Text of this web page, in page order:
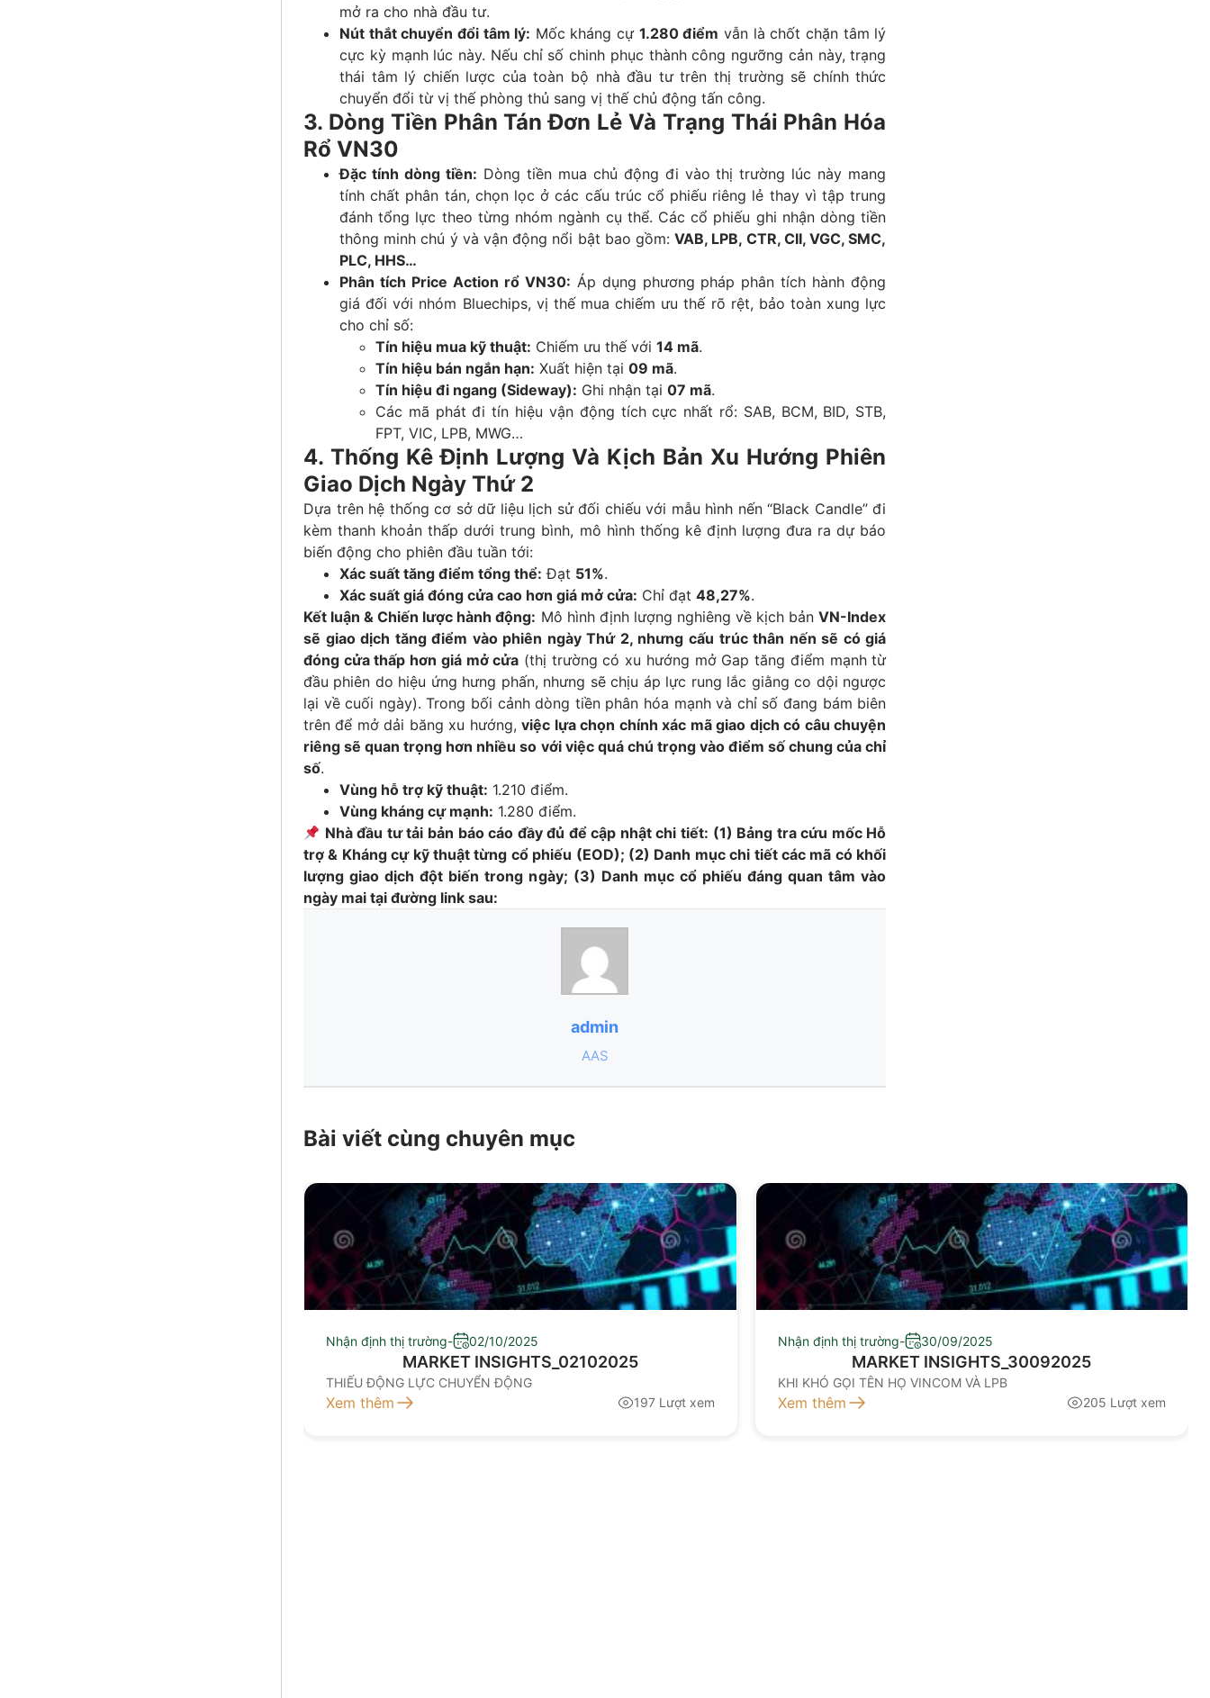
mở ra cho nhà đầu tư.
Nút thắt chuyển đổi tâm lý: Mốc kháng cự 1.280 điểm vẫn là chốt chặn tâm lý
cực kỳ mạnh lúc này. Nếu chỉ số chinh phục thành công ngưỡng cản này, trạng
thái tâm lý chiến lược của toàn bộ nhà đầu tư trên thị trường sẽ chính thức
chuyển đổi từ vị thế phòng thủ sang vị thế chủ động tấn công.
3. Dòng Tiền Phân Tán Đơn Lẻ Và Trạng Thái Phân Hóa
Rổ VN30
Đặc tính dòng tiền: Dòng tiền mua chủ động đi vào thị trường lúc này mang
tính chất phân tán, chọn lọc ở các cấu trúc cổ phiếu riêng lẻ thay vì tập trung
đánh tổng lực theo từng nhóm ngành cụ thể. Các cổ phiếu ghi nhận dòng tiền
thông minh chú ý và vận động nổi bật bao gồm:VAB, LPB, CTR, CII, VGC, SMC,
PLC, HHS…
Phân tích Price Action rổ VN30: Áp dụng phương pháp phân tích hành động
giá đối với nhóm Bluechips, vị thế mua chiếm ưu thế rõ rệt, bảo toàn xung lực
cho chỉ số:
Tín hiệu mua kỹ thuật: Chiếm ưu thế với 14 mã.
Tín hiệu bán ngắn hạn: Xuất hiện tại 09 mã.
Tín hiệu đi ngang (Sideway): Ghi nhận tại 07 mã.
Các mã phát đi tín hiệu vận động tích cực nhất rổ:SAB, BCM, BID, STB,
FPT, VIC, LPB, MWG…
4. Thống Kê Định Lượng Và Kịch Bản Xu Hướng Phiên
Giao Dịch Ngày Thứ 2
Dựa trên hệ thống cơ sở dữ liệu lịch sử đối chiếu với mẫu hình nến “Black Candle” đi
kèm thanh khoản thấp dưới trung bình, mô hình thống kê định lượng đưa ra dự báo
biến động cho phiên đầu tuần tới:
Xác suất tăng điểm tổng thể: Đạt 51%.
Xác suất giá đóng cửa cao hơn giá mở cửa: Chỉ đạt 48,27%.
Kết luận & Chiến lược hành động: Mô hình định lượng nghiêng về kịch bảnVN-Index
sẽ giao dịch tăng điểm vào phiên ngày Thứ 2, nhưng cấu trúc thân nến sẽ có giá
đóng cửa thấp hơn giá mở cửa (thị trường có xu hướng mở Gap tăng điểm mạnh từ
đầu phiên do hiệu ứng hưng phấn, nhưng sẽ chịu áp lực rung lắc giằng co dội ngược
lại về cuối ngày). Trong bối cảnh dòng tiền phân hóa mạnh và chỉ số đang bám biên
trên để mở dải băng xu hướng,việc lựa chọn chính xác mã giao dịch có câu chuyện
riêng sẽ quan trọng hơn nhiều so với việc quá chú trọng vào điểm số chung của chỉ
số.
Vùng hỗ trợ kỹ thuật: 1.210 điểm.
Vùng kháng cự mạnh: 1.280 điểm.
Nhà đầu tư tải bản báo cáo đầy đủ để cập nhật chi tiết: (1) Bảng tra cứu mốc Hỗ
trợ & Kháng cự kỹ thuật từng cổ phiếu (EOD); (2) Danh mục chi tiết các mã có khối
lượng giao dịch đột biến trong ngày; (3) Danh mục cổ phiếu đáng quan tâm vào
ngày mai tại đường link sau:
admin
AAS
Bài viết cùng chuyên mục
Nhận định thị trường- 02/10/2025
MARKET INSIGHTS_02102025
THIẾU ĐỘNG LỰC CHUYỂN ĐỘNG
Xem thêm 197 Lượt xem
Nhận định thị trường- 30/09/2025
MARKET INSIGHTS_30092025
KHI KHÓ GỌI TÊN HỌ VINCOM VÀ LPB
Xem thêm 205 Lượt xem